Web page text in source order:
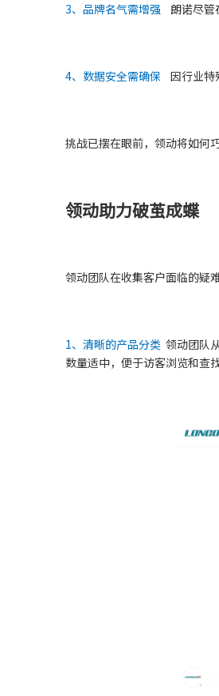
3、品牌名气需增强 朗诺尽管
4、数据安全需确保 因行业特
挑战已摆在眼前，领动将如何
领动助力破茧成蝶
领动团队在收集客户面临的疑
1、清晰的产品分类 领动团队
数量适中，便于访客浏览和查